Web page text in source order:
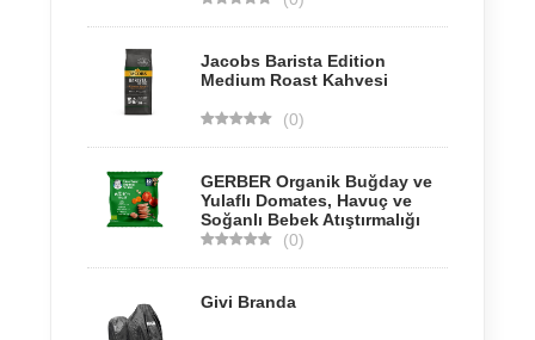
Jacobs Barista Edition
Medium Roast Kahvesi
(0)
GERBER Organik Buğday ve
Yulaflı Domates, Havuç ve
Soğanlı Bebek Atıştırmalığı
(0)
Givi Branda